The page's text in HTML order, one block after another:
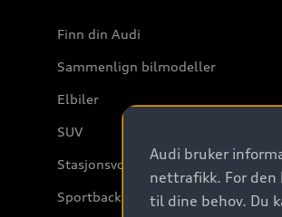
Finn din Audi
Sammenlign bilmodeller
Elbiler
SUV
Stasjonsvogn
Sportback
Audi bruker
nettrafikk. For
til dine behov. Du